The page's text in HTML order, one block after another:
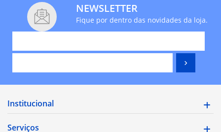
NEWSLETTER
Fique por dentro das novidades da loja.
Institucional
Serviços